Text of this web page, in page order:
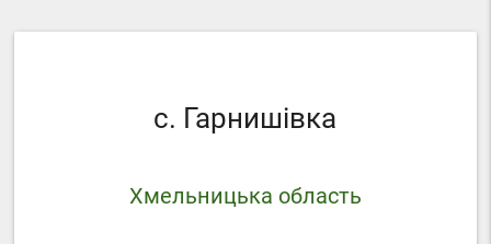
с. Гарнишівка
Хмельницька область